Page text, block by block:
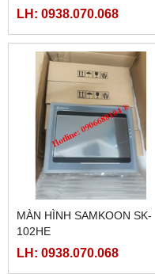
60MAT2-AC, FBS-60MCT2-
LH: 0938.070.068
MÀN HÌNH SAMKOON SK-
102HE
LH: 0938.070.068